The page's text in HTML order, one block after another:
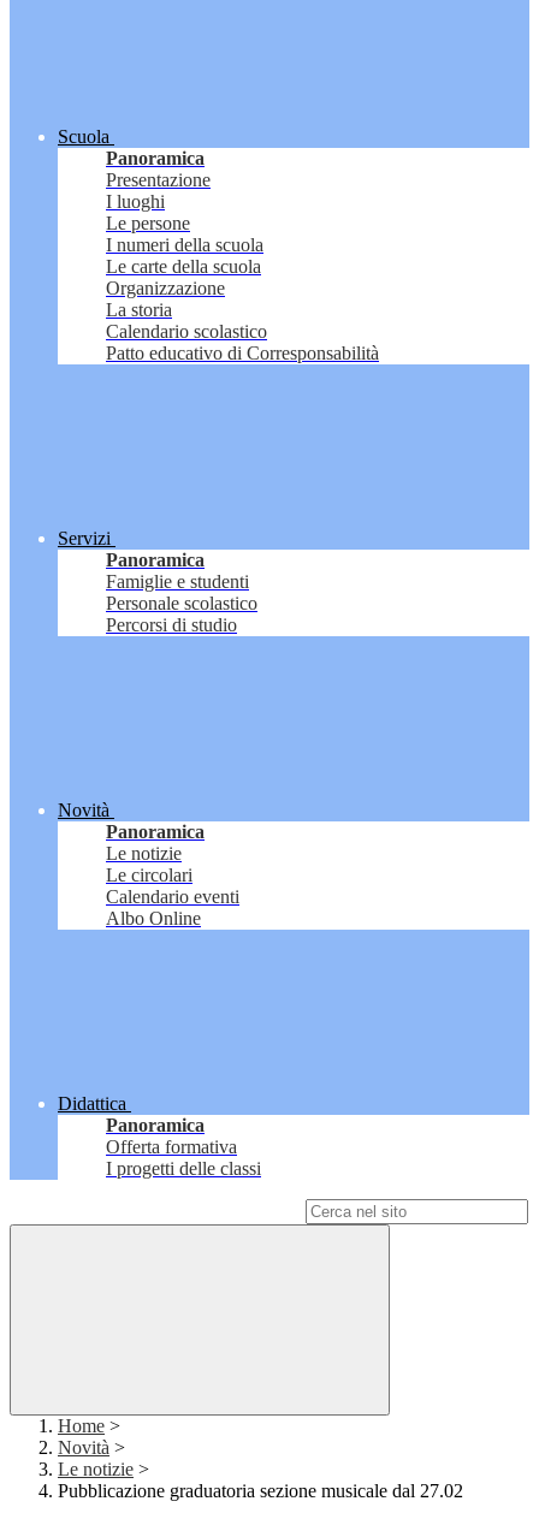
Scuola
Panoramica
Presentazione
I luoghi
Le persone
I numeri della scuola
Le carte della scuola
Organizzazione
La storia
Calendario scolastico
Patto educativo di Corresponsabilità
Servizi
Panoramica
Famiglie e studenti
Personale scolastico
Percorsi di studio
Novità
Panoramica
Le notizie
Le circolari
Calendario eventi
Albo Online
Didattica
Panoramica
Offerta formativa
I progetti delle classi
Home >
Novità >
Le notizie >
Pubblicazione graduatoria sezione musicale dal 27.02